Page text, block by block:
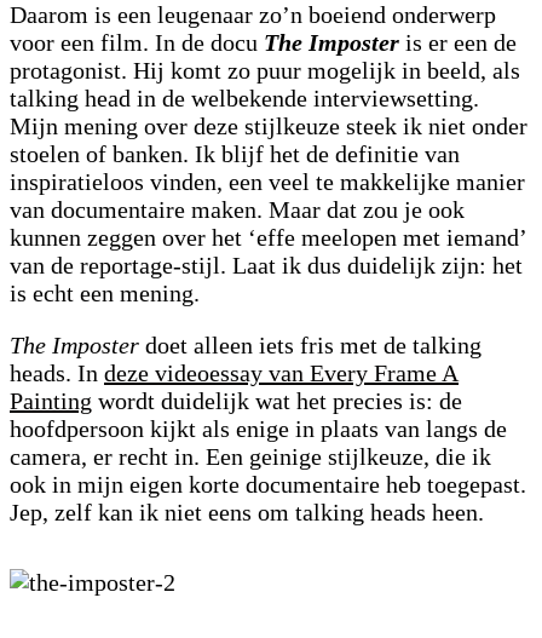
Daarom is een leugenaar zo’n boeiend onderwerp
voor een film. In de docu The Imposter is er een de
protagonist. Hij komt zo puur mogelijk in beeld, als
talking head in de welbekende interviewsetting.
Mijn mening over deze stijlkeuze steek ik niet onder
stoelen of banken. Ik blijf het de definitie van
inspiratieloos vinden, een veel te makkelijke manier
van documentaire maken. Maar dat zou je ook
kunnen zeggen over het ‘effe meelopen met iemand’
van de reportage-stijl. Laat ik dus duidelijk zijn: het
is echt een mening.
The Imposter doet alleen iets fris met de talking
heads. In deze videoessay van Every Frame A
Painting wordt duidelijk wat het precies is: de
hoofdpersoon kijkt als enige in plaats van langs de
camera, er recht in. Een geinige stijlkeuze, die ik
ook in mijn eigen korte documentaire heb toegepast.
Jep, zelf kan ik niet eens om talking heads heen.